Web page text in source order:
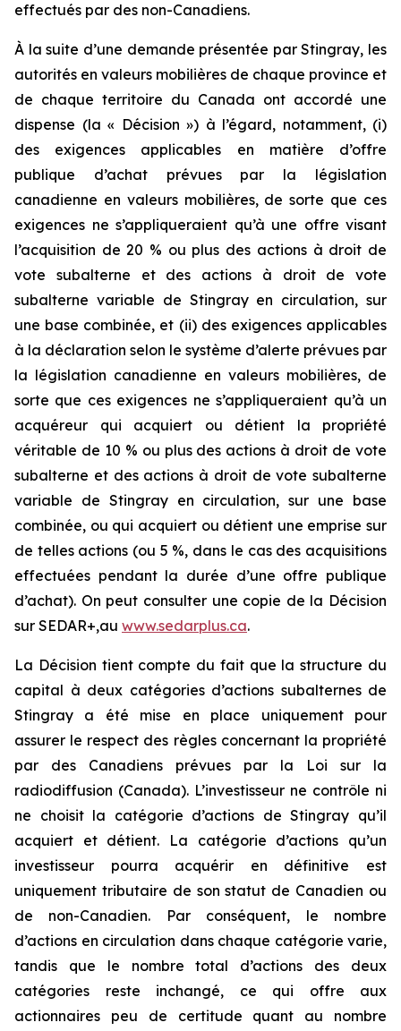
effectués par des non-Canadiens.
À la suite d’une demande présentée par Stingray, les
autorités en valeurs mobilières de chaque province et
de chaque territoire du Canada ont accordé une
dispense (la « Décision ») à l’égard, notamment, (i)
des exigences applicables en matière d’offre
publique d’achat prévues par la législation
canadienne en valeurs mobilières, de sorte que ces
exigences ne s’appliqueraient qu’à une offre visant
l’acquisition de 20 % ou plus des actions à droit de
vote subalterne et des actions à droit de vote
subalterne variable de Stingray en circulation, sur
une base combinée, et (ii) des exigences applicables
à la déclaration selon le système d’alerte prévues par
la législation canadienne en valeurs mobilières, de
sorte que ces exigences ne s’appliqueraient qu’à un
acquéreur qui acquiert ou détient la propriété
véritable de 10 % ou plus des actions à droit de vote
subalterne et des actions à droit de vote subalterne
variable de Stingray en circulation, sur une base
combinée, ou qui acquiert ou détient une emprise sur
de telles actions (ou 5 %, dans le cas des acquisitions
effectuées pendant la durée d’une offre publique
d’achat). On peut consulter une copie de la Décision
sur SEDAR+,au www.sedarplus.ca.
La Décision tient compte du fait que la structure du
capital à deux catégories d’actions subalternes de
Stingray a été mise en place uniquement pour
assurer le respect des règles concernant la propriété
par des Canadiens prévues par la Loi sur la
radiodiffusion (Canada). L’investisseur ne contrôle ni
ne choisit la catégorie d’actions de Stingray qu’il
acquiert et détient. La catégorie d’actions qu’un
investisseur pourra acquérir en définitive est
uniquement tributaire de son statut de Canadien ou
de non-Canadien. Par conséquent, le nombre
d’actions en circulation dans chaque catégorie varie,
tandis que le nombre total d’actions des deux
catégories reste inchangé, ce qui offre aux
actionnaires peu de certitude quant au nombre